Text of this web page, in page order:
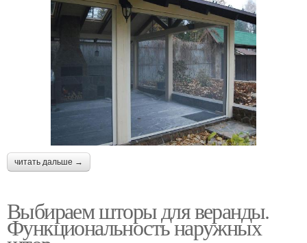
читать дальше →
Выбираем шторы для веранды.
Функциональность наружных